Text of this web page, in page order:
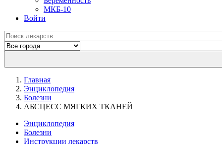
МКБ-10
Войти
Главная
Энциклопедия
Болезни
АБСЦЕСС МЯГКИХ ТКАНЕЙ
Энциклопедия
Болезни
Инструкции лекарств